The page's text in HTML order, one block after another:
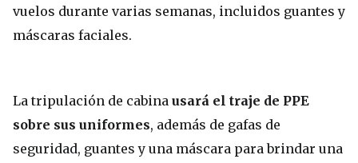
vuelos durante varias semanas, incluidos guantes y
máscaras faciales.
La tripulación de cabina usará el traje de PPE
sobre sus uniformes, además de gafas de
seguridad, guantes y una máscara para brindar una